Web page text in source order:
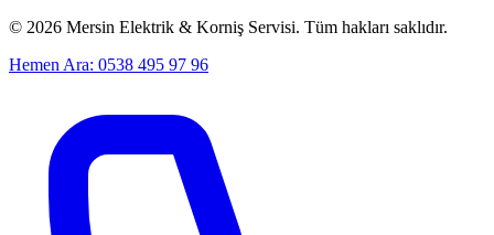
© 2026 Mersin Elektrik & Korniş Servisi. Tüm hakları saklıdır.
Hemen Ara: 0538 495 97 96